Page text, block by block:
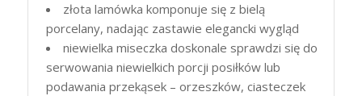
złota lamówka komponuje się z bielą
porcelany, nadając zastawie elegancki wygląd
niewielka miseczka doskonale sprawdzi się do
serwowania niewielkich porcji posiłków lub
podawania przekąsek – orzeszków, ciasteczek